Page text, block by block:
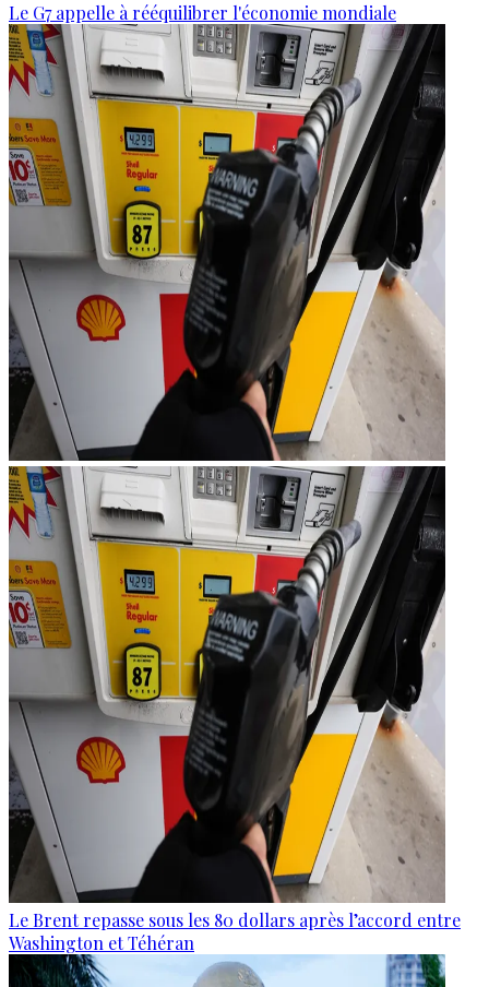
Le G7 appelle à rééquilibrer l'économie mondiale
Le Brent repasse sous les 80 dollars après l’accord entre
Washington et Téhéran